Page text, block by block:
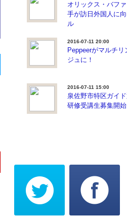
オリックス・バフ
手が訪日外国人に
ル
2016-07-11 20:00
Peppeerがマルチ
ジュに！
2016-07-11 15:00
泉佐野市特区ガイ
研修受講生募集開始